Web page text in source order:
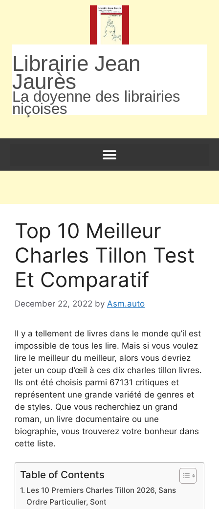
Librairie Jean
Jaurès
La doyenne des librairies
niçoises
Top 10 Meilleur
Charles Tillon Test
Et Comparatif
December 22, 2022 by Asm.auto
Il y a tellement de livres dans le monde qu’il est
impossible de tous les lire. Mais si vous voulez
lire le meilleur du meilleur, alors vous devriez
jeter un coup d’œil à ces dix charles tillon livres.
Ils ont été choisis parmi 67131 critiques et
représentent une grande variété de genres et
de styles. Que vous recherchiez un grand
roman, un livre documentaire ou une
biographie, vous trouverez votre bonheur dans
cette liste.
Table of Contents
Les 10 Premiers Charles Tillon 2026, Sans
Ordre Particulier, Sont